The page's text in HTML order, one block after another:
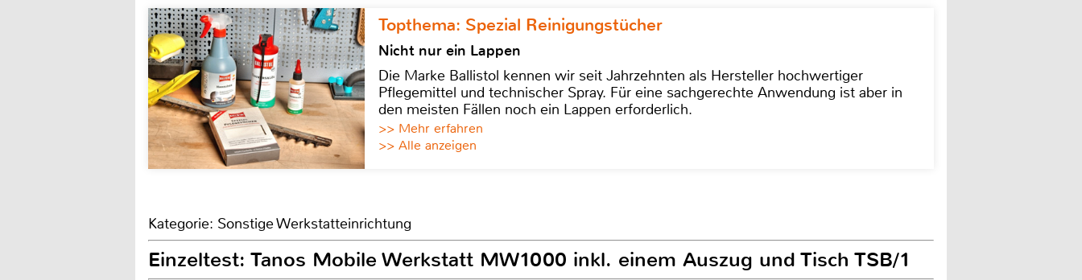
Topthema: Spezial Reinigungstücher
Nicht nur ein Lappen
Die Marke Ballistol kennen wir seit Jahrzehnten als Hersteller hochwertiger
Pflegemittel und technischer Spray. Für eine sachgerechte Anwendung ist aber in
den meisten Fällen noch ein Lappen erforderlich.
>> Mehr erfahren
>> Alle anzeigen
Kategorie: Sonstige Werkstatteinrichtung
Einzeltest: Tanos Mobile Werkstatt MW1000 inkl. einem Auszug und Tisch TSB/1